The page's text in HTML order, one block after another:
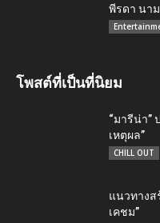
พีรดา นาม
โพสต์ที่เป็นที่นิยม
“มารีน่า”
เหตุผล”
CHILL OUT
แนวทางส
เคชม”